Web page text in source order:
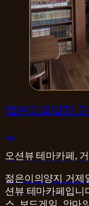
젊은이의양지
→
오션뷰 테마카페,
젊은이의양지 거제
션뷰 테마카페입니